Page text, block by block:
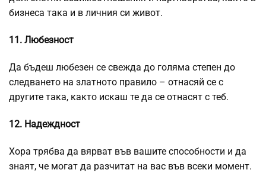
бизнеса така и в личния си живот.
11. Любезност
Да бъдеш любезен се свежда до голяма степен до
следването на златното правило – отнасяй се с
другите така, както искаш те да се отнасят с теб.
12. Надеждност
Хора трябва да вярват във вашите способности и да
знаят, че могат да разчитат на вас във всеки момент.